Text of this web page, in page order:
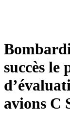
succès le
avions C